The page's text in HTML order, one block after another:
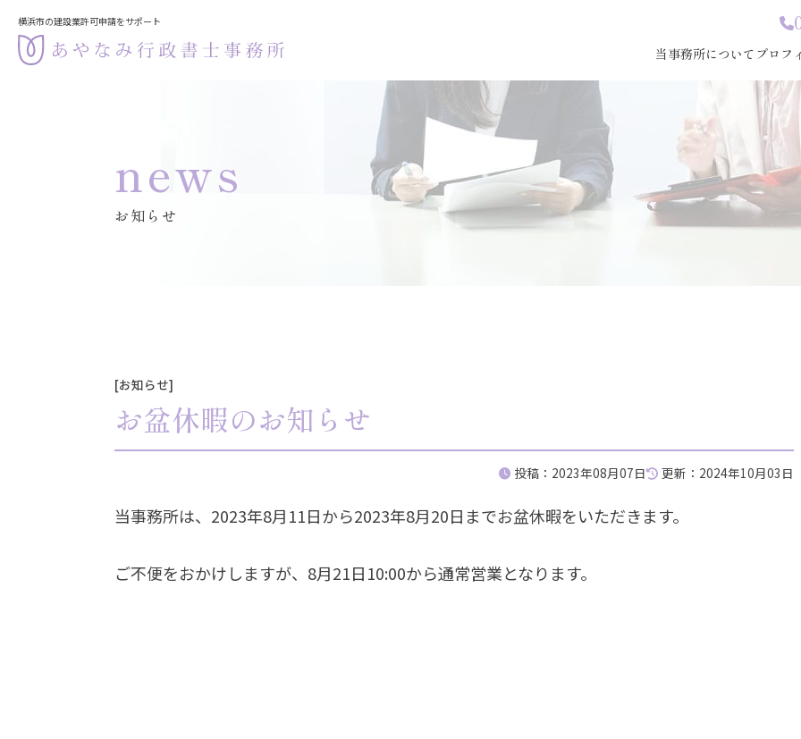
横浜市の建設業許可申請をサポート
当事務所について
アクセス
プロフ
news
お知らせ
[お知らせ]
お盆休暇のお知らせ
投稿：2023年08月07日 更新：2024年10月03日
当事務所は、2023年8月11日から2023年8月20日までお盆休暇をいただきます。
ご不便をおかけしますが、8月21日10:00から通常営業となります。
事務所案内
代表
お役立ち記事
お知らせ
お問合せ
お知らせ
プライバシーポリシー